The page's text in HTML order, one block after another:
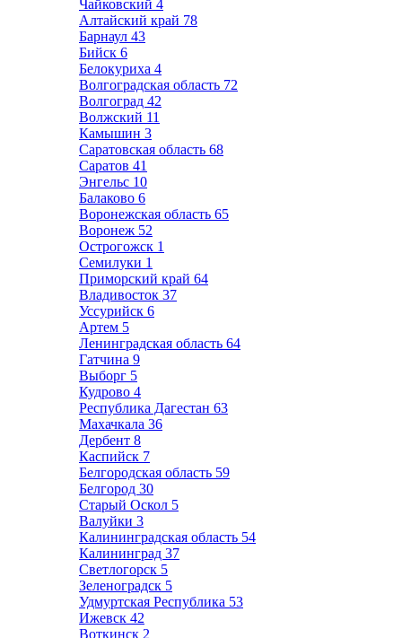
Чайковский 4
Алтайский край 78
Барнаул 43
Бийск 6
Белокуриха 4
Волгоградская область 72
Волгоград 42
Волжский 11
Камышин 3
Саратовская область 68
Саратов 41
Энгельс 10
Балаково 6
Воронежская область 65
Воронеж 52
Острогожск 1
Семилуки 1
Приморский край 64
Владивосток 37
Уссурийск 6
Артем 5
Ленинградская область 64
Гатчина 9
Выборг 5
Кудрово 4
Республика Дагестан 63
Махачкала 36
Дербент 8
Каспийск 7
Белгородская область 59
Белгород 30
Старый Оскол 5
Валуйки 3
Калининградская область 54
Калининград 37
Светлогорск 5
Зеленоградск 5
Удмуртская Республика 53
Ижевск 42
Воткинск 2